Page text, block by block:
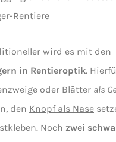
wird es mit den
in Rentieroptik.
oder Blätter als
den Knopf als Nase
Noch zwei